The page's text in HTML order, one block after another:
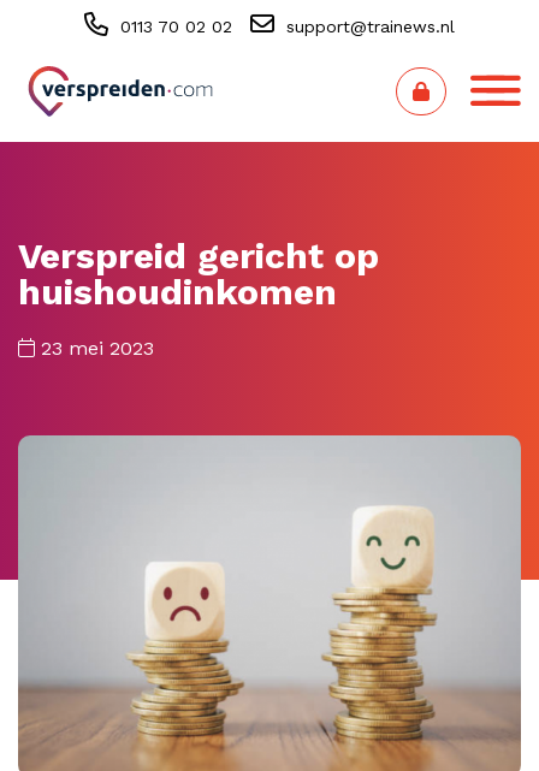
0113 70 02 02 support@trainews.nl
Verspreid gericht op
huishoudinkomen
23 mei 2023